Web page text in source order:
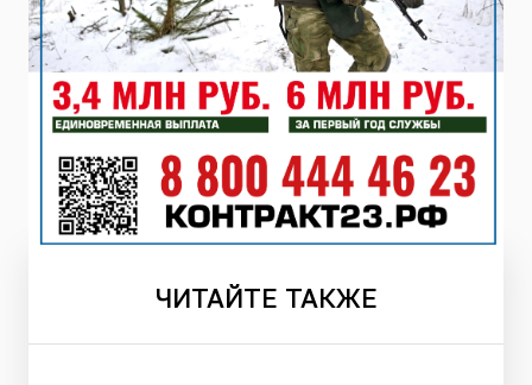
ЧИТАЙТЕ ТАКЖЕ